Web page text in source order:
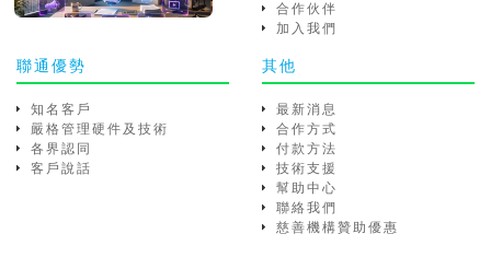
合作伙伴
加入我們
聯通優勢
知名客戶
嚴格管理硬件及技術
各界認同
客戶說話
其他
最新消息
合作方式
付款方法
技術支援
幫助中心
聯絡我們
慈善機構贊助優惠